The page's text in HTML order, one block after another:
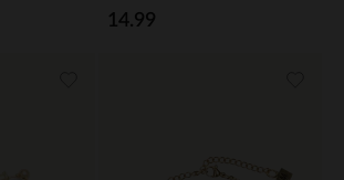
14.99